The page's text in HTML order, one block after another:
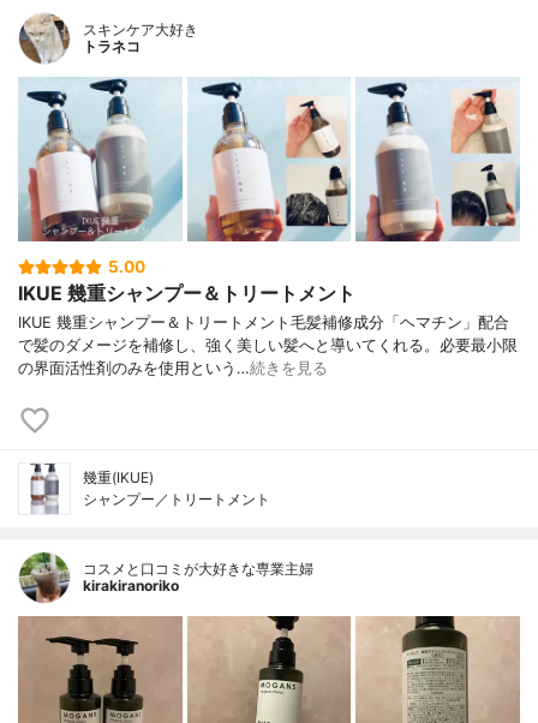
スキンケア大好き
トラネコ
5.00
IKUE 幾重シャンプー＆トリートメント
IKUE 幾重シャンプー＆トリートメント毛髪補修成分「ヘマチン」配合
で髪のダメージを補修し、強く美しい髪へと導いてくれる。必要最小限
の界面活性剤のみを使用という…続きを見る
幾重(IKUE)
シャンプー／トリートメント
コスメと口コミが大好きな専業主婦
kirakiranoriko